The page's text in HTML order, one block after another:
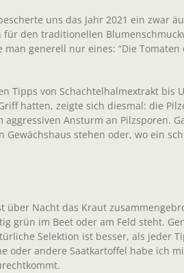
uns das Jahr 2021 ein zwar
für den traditionellen
generell nur eines: “Die
Tipps von Schachtelhalmextrakt bis
hatten, zeigte sich diesmal: die
Ansturm an Pilzsporen.
stehen oder, wo ein
Nacht das Kraut
grün im Beet oder am Feld steht.
Selektion ist besser, als jeder
oder andere Saatkartoffel habe ich